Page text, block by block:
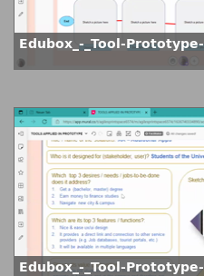
Edubox_-_Tool-
Edubox_-_Tool-